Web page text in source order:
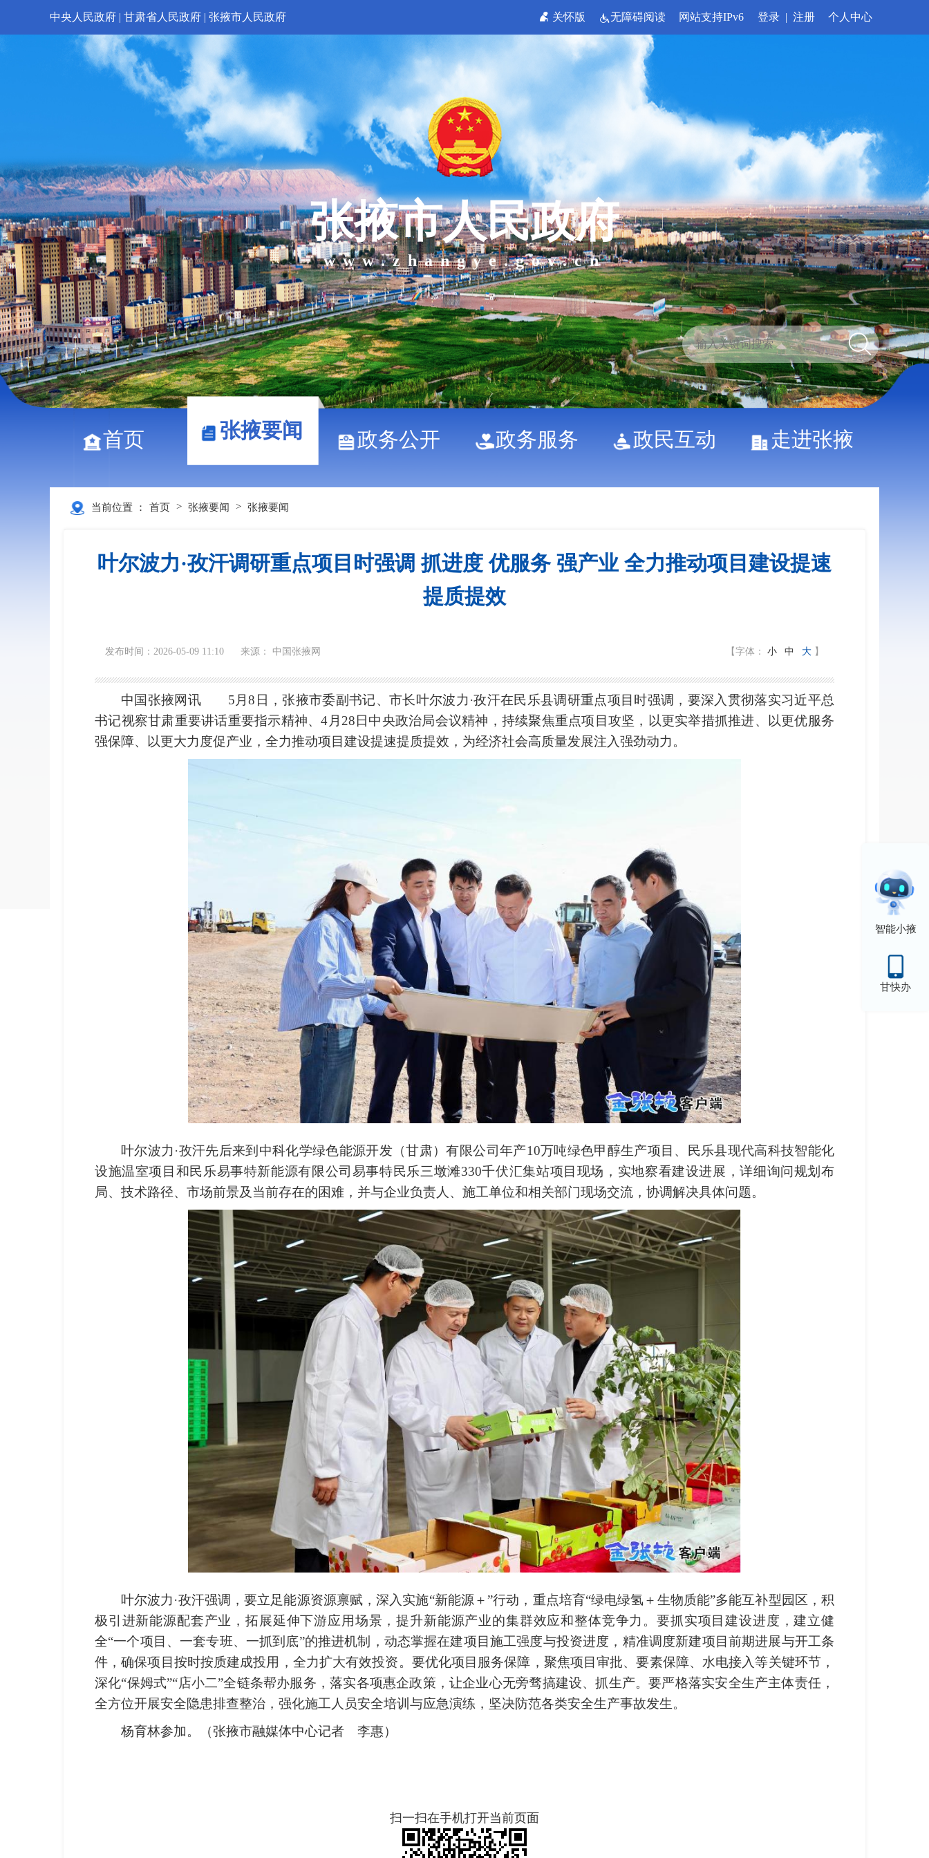
中央人民政府 | 甘肃省人民政府 | 张掖市人民政府 关怀版 无障碍阅读 网站支持IPv6 登录 | 注册 个人中心
张掖市人民政府
www.zhangye.gov.cn
首页 张掖要闻 政务公开 政务服务 政民互动 走进张掖
智能小掖
甘快办
当前位置 ： 首页 > 张掖要闻 > 张掖要闻
叶尔波力·孜汗调研重点项目时强调 抓进度 优服务 强产业 全力推动项目建设提速
提质提效
发布时间：2026-05-09 11:10 来源： 中国张掖网 【字体： 小 中 大 】
中国张掖网讯 5月8日，张掖市委副书记、市长叶尔波力·孜汗在民乐县调研重点项目时强调，要深入贯彻落实习近平总
书记视察甘肃重要讲话重要指示精神、4月28日中央政治局会议精神，持续聚焦重点项目攻坚，以更实举措抓推进、以更优服务
强保障、以更大力度促产业，全力推动项目建设提速提质提效，为经济社会高质量发展注入强劲动力。
叶尔波力·孜汗先后来到中科化学绿色能源开发（甘肃）有限公司年产10万吨绿色甲醇生产项目、民乐县现代高科技智能化
设施温室项目和民乐易事特新能源有限公司易事特民乐三墩滩330千伏汇集站项目现场，实地察看建设进展，详细询问规划布
局、技术路径、市场前景及当前存在的困难，并与企业负责人、施工单位和相关部门现场交流，协调解决具体问题。
叶尔波力·孜汗强调，要立足能源资源禀赋，深入实施“新能源＋”行动，重点培育“绿电绿氢＋生物质能”多能互补型园区，积
极引进新能源配套产业，拓展延伸下游应用场景，提升新能源产业的集群效应和整体竞争力。要抓实项目建设进度，建立健
全“一个项目、一套专班、一抓到底”的推进机制，动态掌握在建项目施工强度与投资进度，精准调度新建项目前期进展与开工条
件，确保项目按时按质建成投用，全力扩大有效投资。要优化项目服务保障，聚焦项目审批、要素保障、水电接入等关键环节，
深化“保姆式”“店小二”全链条帮办服务，落实各项惠企政策，让企业心无旁骛搞建设、抓生产。要严格落实安全生产主体责任，
全方位开展安全隐患排查整治，强化施工人员安全培训与应急演练，坚决防范各类安全生产事故发生。
杨育林参加。
（张掖市融媒体中心记者 李惠）
扫一扫在手机打开当前页面